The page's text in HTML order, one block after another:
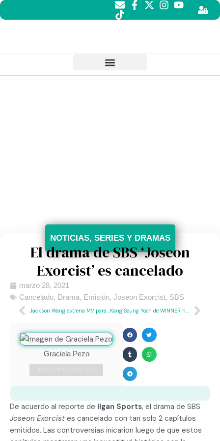
NOTICIAS, SERIES Y DRAMAS
El drama de SBS ‘Joseon
Exorcist’ es cancelado
marzo 28, 2021
Cancelado, Drama, Emisión, Joseon Exorcist, SBS
Jackson Wang estrena MV para ‘LMLY’ Kang Seung Yoon de WINNER hace su esperado comeback con ‘IYAH’
Graciela Pezo
De acuerdo al reporte de Ilgan Sports, el drama de SBS
Joseon Exorcist es cancelado con tan solo 2 capítulos
emitidos. Las controversias inicarion luego de que estos